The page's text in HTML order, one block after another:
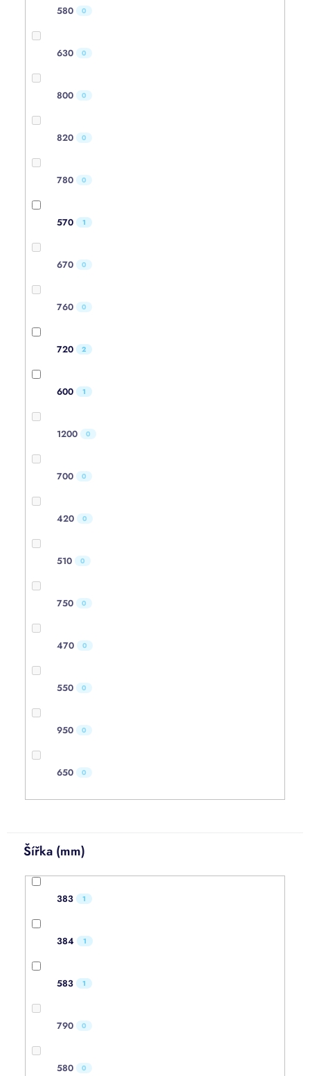
580 0
630 0
800 0
820 0
780 0
570 1
670 0
760 0
720 2
600 1
1200 0
700 0
420 0
510 0
750 0
470 0
550 0
950 0
650 0
Šířka (mm)
383 1
384 1
583 1
790 0
580 0